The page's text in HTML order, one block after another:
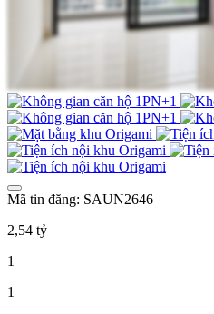
Mã tin đăng: SAUN2646
2,54 tỷ
1
1